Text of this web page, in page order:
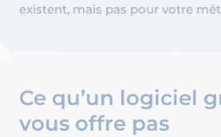
existent, mais pas pour votre
Ce qu’un logiciel
vous offre pas